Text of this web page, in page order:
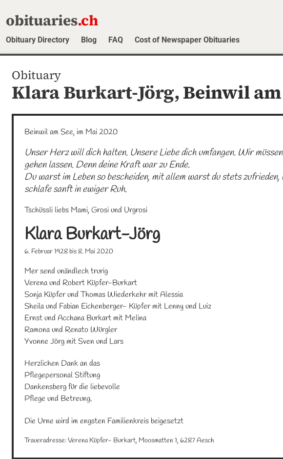
obituaries.ch
Obituary Directory Blog FAQ Cost of Newspaper Obituaries
Obituary
Klara Burkart-Jörg, Beinwil am
Beinwil am See, im Mai 2020
Unser Herz will dich halten. Unsere Liebe dich umfangen. Wir
gehen lassen. Denn deine Kraft war zu Ende.
Du warst im Leben so bescheiden, mit allem warst du stets zufrieden,
schlafe sanft in ewiger Ruh.
Tschüssli liebs Mami, Grosi und Urgrosi
Klara Burkart-Jörg
6. Februar 1928bis8. Mai 2020
Mer send unändlech trurig
Verena und Robert Küpfer-Burkart
Sonja Küpfer und Thomas Wiederkehr mit Alessia
Sheila und Fabian Eichenberger- Küpfer mit Lenny und Luiz
Ernst und Acchana Burkart mit Melina
Ramona und Renato Würgler
Yvonne Jörg mit Sven und Lars
Herzlichen Dank an das
Pflegepersonal Stiftung
Dankensberg für die liebevolle
Pflege und Betreung.
Die Urne wird im engsten Familienkreis beigesetzt
Traueradresse: Verena Küpfer- Burkart, Moosmatten 1, 6287 Aesch